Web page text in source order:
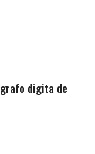
digita de